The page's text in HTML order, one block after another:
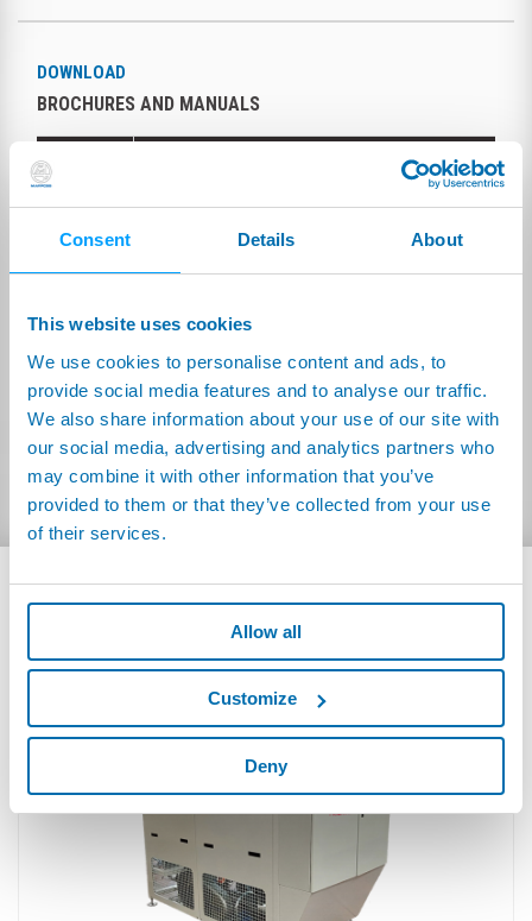
Consent Details About
This website uses cookies
We use cookies to personalise content and ads, to
provide social media features and to analyse our traffic.
We also share information about your use of our site with
our social media, advertising and analytics partners who
may combine it with other information that you’ve
provided to them or that they’ve collected from your use
of their services.
Allow all
Customize
Deny
DOWNLOAD
BROCHURES AND MANUALS
Anglais
QUALITY CONTROL IN BATTERY
PRODUCTION:(5.06MB)
Allemande
LEAK TESTS IN THE PRODUCTION OF
Japonais
LEAK TESTS IN THE PRODUCTION OF
BATTERY SYSTEMS:
LEAK TESTS IN THE PRODUCTION OF
BATTERY SYSTEMS:(4.62MB)
PRODUITS